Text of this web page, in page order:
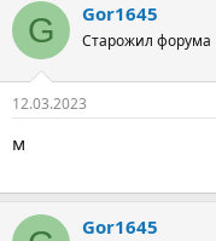
G Gor1645
Старожил форума
12.03.2023
м
Gor1645